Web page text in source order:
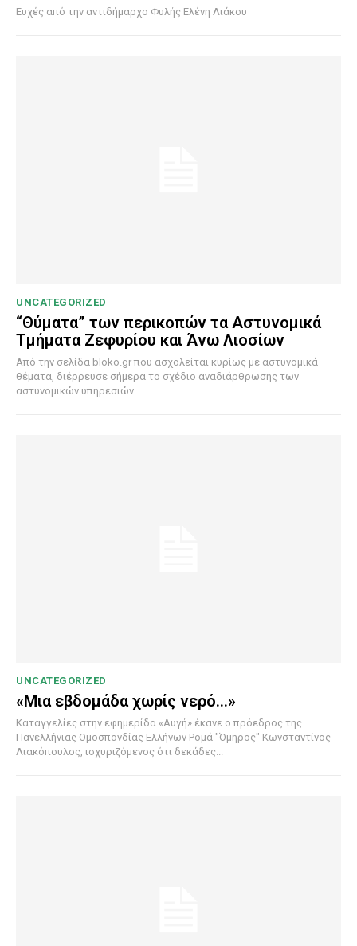
UNCATEGORIZED
“Θύματα” των περικοπών τα Αστυνομικά
Τμήματα Ζεφυρίου και Άνω Λιοσίων
Από την σελίδα bloko.gr που ασχολείται κυρίως με αστυνομικά
θέματα, διέρρευσε σήμερα το σχέδιο αναδιάρθρωσης των
αστυνομικών υπηρεσιών...
UNCATEGORIZED
«Μια εβδομάδα χωρίς νερό…»
Καταγγελίες στην εφημερίδα «Αυγή» έκανε ο πρόεδρος της
Πανελλήνιας Ομοσπονδίας Ελλήνων Ρομά "Όμηρος" Κωνσταντίνος
Λιακόπουλος, ισχυριζόμενος ότι δεκάδες...